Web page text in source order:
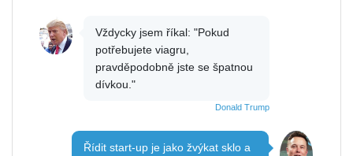
Vždycky jsem říkal: "Pokud
potřebujete viagru,
pravděpodobně jste se špatnou
dívkou."
Donald Trump
Řídit start-up je jako žvýkat sklo a